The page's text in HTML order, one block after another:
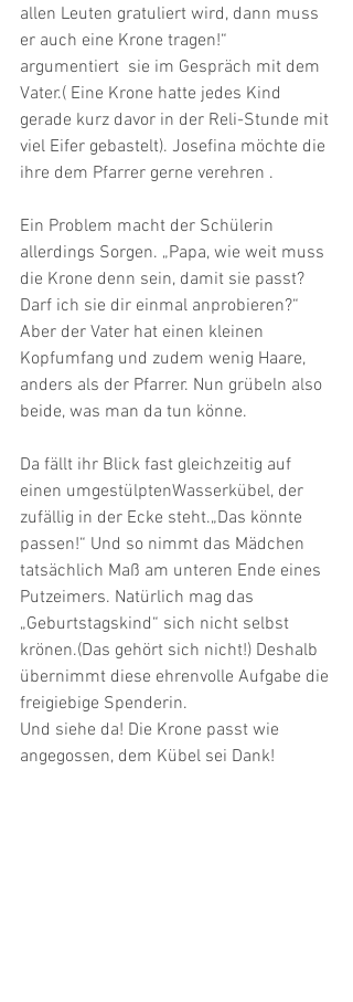
allen Leuten gratuliert wird, dann muss
er auch eine Krone tragen!“
argumentiert  sie im Gespräch mit dem
Vater.( Eine Krone hatte jedes Kind
gerade kurz davor in der Reli-Stunde mit
viel Eifer gebastelt). Josefina möchte die
ihre dem Pfarrer gerne verehren .
Ein Problem macht der Schülerin
allerdings Sorgen. „Papa, wie weit muss
die Krone denn sein, damit sie passt?
Darf ich sie dir einmal anprobieren?“
Aber der Vater hat einen kleinen
Kopfumfang und zudem wenig Haare,
anders als der Pfarrer. Nun grübeln also
beide, was man da tun könne.
Da fällt ihr Blick fast gleichzeitig auf
einen umgestülptenWasserkübel, der
zufällig in der Ecke steht.„Das könnte
passen!“ Und so nimmt das Mädchen
tatsächlich Maß am unteren Ende eines
Putzeimers. Natürlich mag das
„Geburtstagskind“ sich nicht selbst
krönen.(Das gehört sich nicht!) Deshalb
übernimmt diese ehrenvolle Aufgabe die
freigiebige Spenderin.
Und siehe da! Die Krone passt wie
angegossen, dem Kübel sei Dank!